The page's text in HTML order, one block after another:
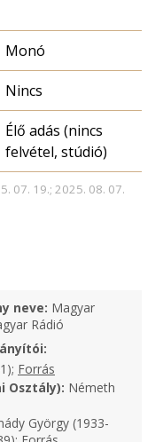
Monó
Nincs
Élő adás (nincs
felvétel, stúdió)
07. 19.; 2025. 08. 07.
neve: Magyar
Rádió
Forrás
Osztály): Németh
György (1933-